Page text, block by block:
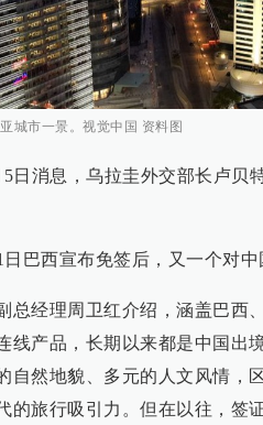
城市一景。视觉中国 资料图
日消息，乌拉圭外交部长卢贝
巴西宣布免签后，又一个对中
总经理周卫红介绍，涵盖巴西
线产品，长期以来都是中国出
自然地貌、多元的人文风情，
的旅行吸引力。但在以往，签